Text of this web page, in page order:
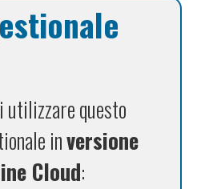
utilizzare questo
inversione
Cloud: